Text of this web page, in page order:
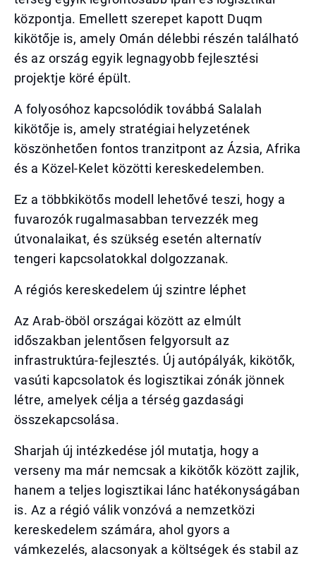
központja. Emellett szerepet kapott Duqm
kikötője is, amely Omán délebbi részén található
és az ország egyik legnagyobb fejlesztési
projektje köré épült.
A folyosóhoz kapcsolódik továbbá Salalah
kikötője is, amely stratégiai helyzetének
köszönhetően fontos tranzitpont az Ázsia, Afrika
és a Közel-Kelet közötti kereskedelemben.
Ez a többkikötős modell lehetővé teszi, hogy a
fuvarozók rugalmasabban tervezzék meg
útvonalaikat, és szükség esetén alternatív
tengeri kapcsolatokkal dolgozzanak.
A régiós kereskedelem új szintre léphet
Az Arab-öböl országai között az elmúlt
időszakban jelentősen felgyorsult az
infrastruktúra-fejlesztés. Új autópályák, kikötők,
vasúti kapcsolatok és logisztikai zónák jönnek
létre, amelyek célja a térség gazdasági
összekapcsolása.
Sharjah új intézkedése jól mutatja, hogy a
verseny ma már nemcsak a kikötők között zajlik,
hanem a teljes logisztikai lánc hatékonyságában
is. Az a régió válik vonzóvá a nemzetközi
kereskedelem számára, ahol gyors a
vámkezelés, alacsonyak a költségek és stabil az